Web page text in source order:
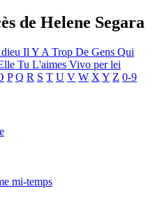
de Helene Segara
Il Y A Trop De Gens Qui
Tu L'aimes Vivo per lei
P Q R S T U V W X Y Z 0-9
mi-temps